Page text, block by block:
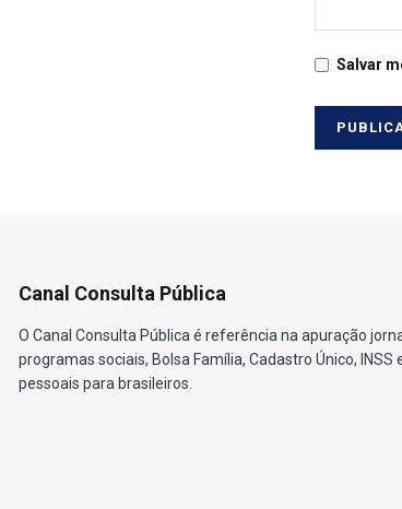
Salvar
Canal Consulta Pública
O Canal Consulta Pública é referência na apuração
programas sociais, Bolsa Família, Cadastro Único, INSS
pessoais para brasileiros.